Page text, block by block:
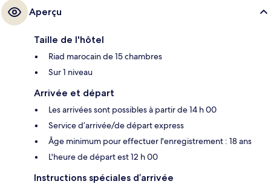
Aperçu
Taille de l'hôtel
Riad marocain de 15 chambres
Sur 1 niveau
Arrivée et départ
Les arrivées sont possibles à partir de 14 h 00
Service d’arrivée/de départ express
Âge minimum pour effectuer l'enregistrement : 18 ans
L'heure de départ est 12 h 00
Instructions spéciales d’arrivée